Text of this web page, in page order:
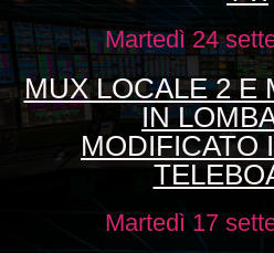
Martedì 24
MUX LOCALE 2 E
IN
MODIFICATO
Martedì 17